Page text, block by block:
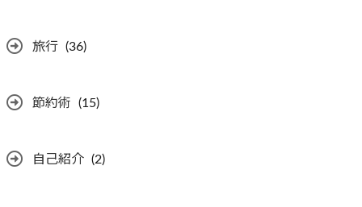
旅行 (36)
節約術 (15)
自己紹介 (2)